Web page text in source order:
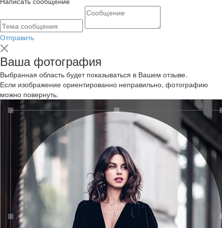
Отправить
Ваша фотография
Выбранная область будет показываться в Вашем отзыве.
Если изображение ориентированно неправильно, фотографию
можно повернуть.